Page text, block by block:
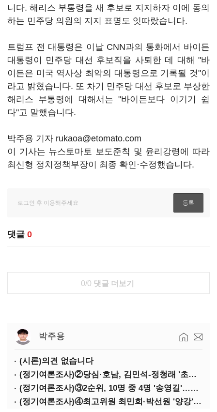
니다. 해리스 부통령을 새 후보로 지지하자 이에 동의
하는 민주당 의원의 지지 표명도 잇따랐습니다.
트럼프 전 대통령은 이날 CNN과의 통화에서 바이든
대통령이 민주당 대선 후보직을 사퇴한 데 대해 "바
이든은 미국 역사상 최악의 대통령으로 기록될 것"이
라고 밝혔습니다. 또 차기 민주당 대선 후보로 부상한
해리스 부통령에 대해서는 "바이든보다 이기기 쉽
다"고 말했습니다.
박주용 기자 rukaoa@etomato.com
이 기사는 뉴스토마토 보도준칙 및 윤리강령에 따라
최신형 정치정책부장이 최종 확인·수정했습니다.
댓글 0
0/0 댓글 더보기
박주용
(시론)의견 없습니다
(정기여론조사)②당심·호남, 김민석-정청래 '초접전'
(정기여론조사)③2순위, 10명 중 4명 '송영길'…정청래 '한 자릿수'
(정기여론조사)④최고위원 최민희·박선원 '양강'…서미화·이성윤·임미애 뒤이어